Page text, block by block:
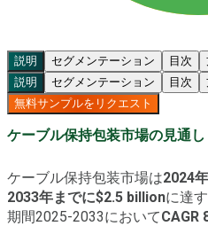
説明 セグメンテーション 目次
説明
セグメンテーション 目次
無料サンプルをリクエスト
ケーブル保持包装市場の見通し
ケーブル保持包装市場は2024
2033年までに$2.5 billionに達
期間2025-2033においてCAGR